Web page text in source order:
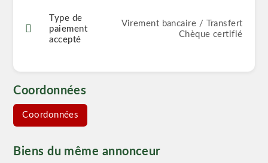
Type de
paiement
accepté
Virement bancaire / Transfert
Chèque certifié
Coordonnées
Coordonnées
Biens du même annonceur